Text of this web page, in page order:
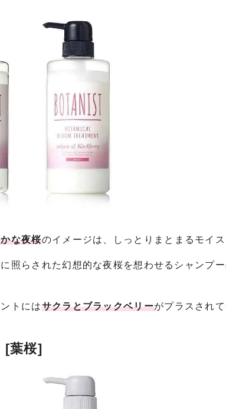
な夜桜のイメージは、しっとりまとまるモイス
照らされた幻想的な夜桜を想わせるシャンプー
トにはサクラとブラックベリーがプラスされて
[葉桜]